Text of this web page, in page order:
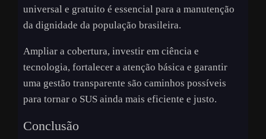
universal e gratuito é essencial para a manutenção
da dignidade da população brasileira.
Ampliar a cobertura, investir em ciência e
tecnologia, fortalecer a atenção básica e garantir
uma gestão transparente são caminhos possíveis
para tornar o SUS ainda mais eficiente e justo.
Conclusão